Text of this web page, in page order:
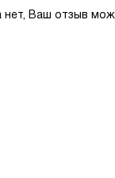
нет, Ваш отзыв